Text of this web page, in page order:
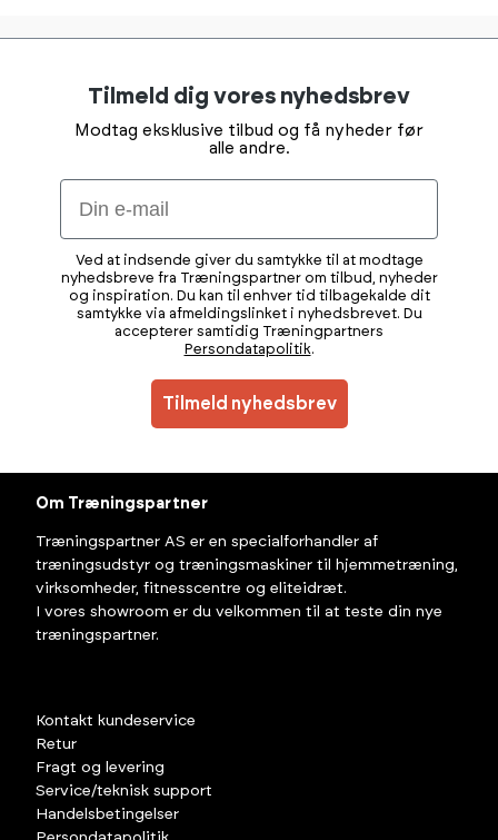
Tilmeld dig vores nyhedsbrev
Modtag eksklusive tilbud og få nyheder før
alle andre.
Email
Ved at indsende giver du samtykke til at modtage
nyhedsbreve fra Træningspartner om tilbud, nyheder
og inspiration. Du kan til enhver tid tilbagekalde dit
samtykke via afmeldingslinket i nyhedsbrevet. Du
accepterer samtidig Træningpartners
Persondatapolitik.
Tilmeld nyhedsbrev
Om Træningspartner
Træningspartner AS er en specialforhandler af
træningsudstyr og træningsmaskiner til hjemmetræning,
virksomheder, fitnesscentre og eliteidræt.
I vores showroom er du velkommen til at teste din nye
træningspartner.
Kontakt kundeservice
Retur
Fragt og levering
Service/teknisk support
Handelsbetingelser